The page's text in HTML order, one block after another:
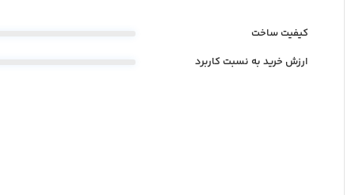
کیفیت ساخت
ارزش خرید به نسبت کاربرد